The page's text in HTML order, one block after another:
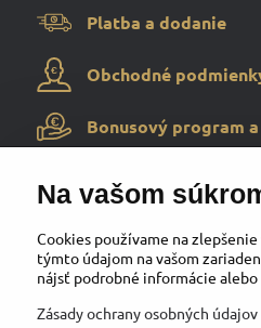
Platba a dodanie
Obchodné
Bonusový program
Na vašom
Cookies používame na
týmto údajom na vašom
nájsť podrobné informácie
Zásady ochrany osobných údajov